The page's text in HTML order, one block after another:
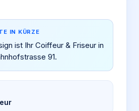
IN KÜRZE
ist Ihr Coiffeur & Friseur in
91.